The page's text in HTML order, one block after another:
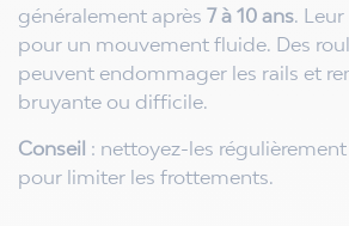
généralement après 7 à 10 ans.
pour un mouvement fluide. Des
peuvent endommager les rails et
bruyante ou difficile.
Conseil : nettoyez-les
pour limiter les frottements.